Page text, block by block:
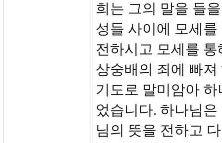
희는 그의 말을 들
성들 사이에 모세
전하시고 모세를
상숭배의 죄에 빠
기도로 말미암아
었습니다. 하나님
님의 뜻을 전하고